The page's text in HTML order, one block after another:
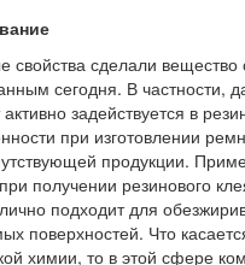
свойства сделали вещество
сегодня. В частности,
задействуется в
при изготовлении
продукции.
получении резинового
подходит для
поверхностей. Что
химии, то в этой сфере